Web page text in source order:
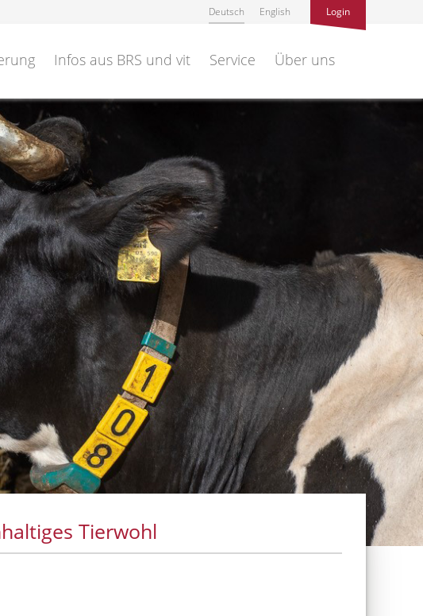
Deutsch English Login
Infos aus BRS und vit Service Über uns
Tierwohl